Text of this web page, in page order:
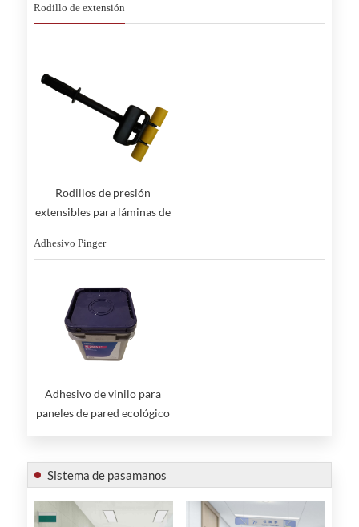
Rodillo de extensión
Rodillos de presión
extensibles para láminas de
de PVC
Adhesivo Pinger
Adhesivo de vinilo para
paneles de pared ecológico
Sistema de pasamanos